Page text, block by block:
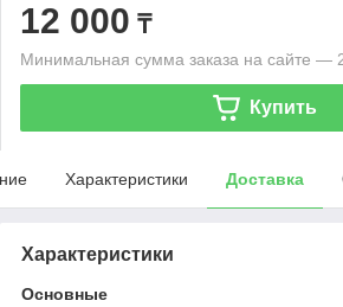
12 000 ₸
Минимальная сумма заказа на сайте —
Купить
Характеристики Доставка
Характеристики
Основные